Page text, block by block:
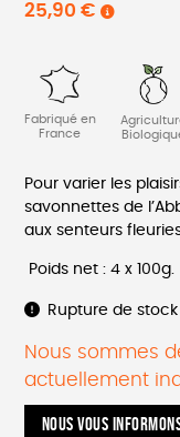
25,90 €
Fabriqué en
France
Pour varier les
savonnettes de
aux senteurs
Poids net : 4 x 100g.
Rupture de stock
Nous sommes
actuellement
NOUS VOUS